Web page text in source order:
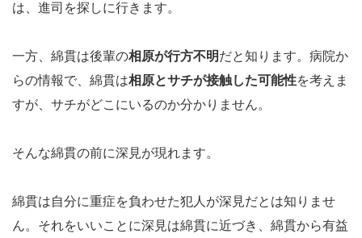
は、進司を探しに行きます。
一方、綿貫は後輩の相原が行方不明だと知ります。病院か
らの情報で、綿貫は相原とサチが接触した可能性を考えま
すが、サチがどこにいるのか分かりません。
そんな綿貫の前に深見が現れます。
綿貫は自分に重症を負わせた犯人が深見だとは知りませ
ん。それをいいことに深見は綿貫に近づき、綿貫から有益